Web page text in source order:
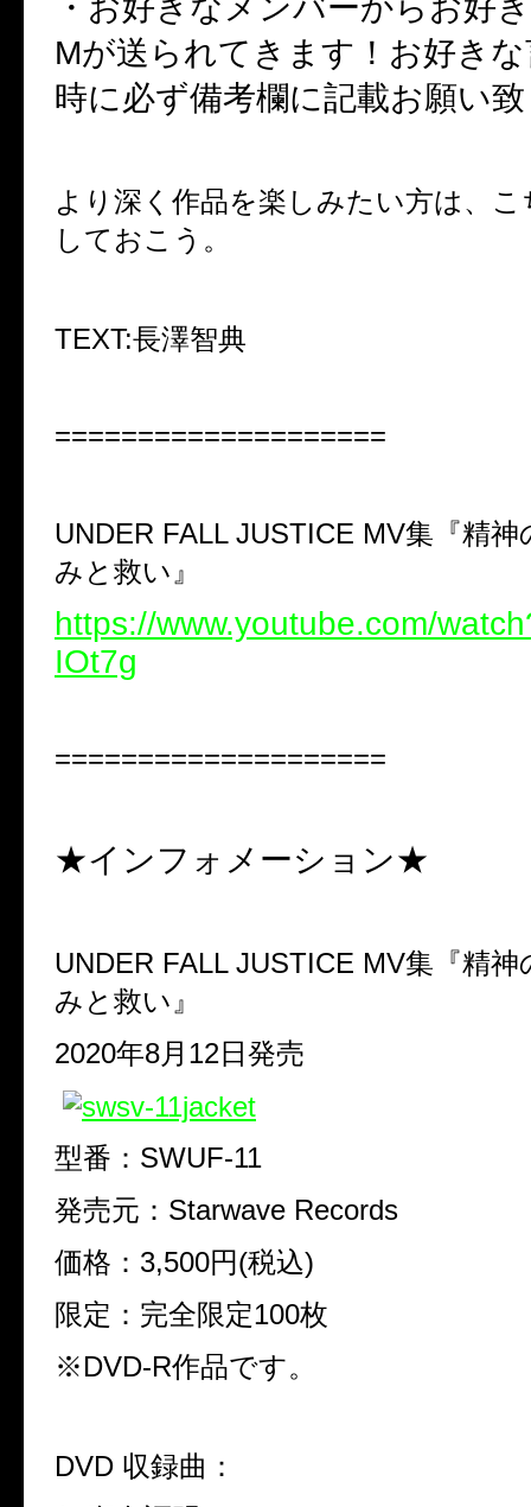
・お好きなメンバーからお好
Mが送られてきます！お好き
時に必ず備考欄に記載お願い
より深く作品を楽しみたい方は、
しておこう。
TEXT:長澤智典
====================
UNDER FALL JUSTICE MV集『精神
みと救い』
https://www.youtube.com/
IOt7g
====================
★インフォメーション★
UNDER FALL JUSTICE MV集『精神
みと救い』
2020年8月 12日発売
型番： SWUF-11
発売元： Starwave Records
価格： 3,500円(税込)
限定：完全限定100枚
※DVD-R作品です。
DVD 収録曲：